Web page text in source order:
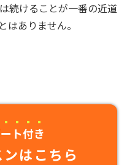
続けることが一番の近道
はありません。
ト付き
はこちら